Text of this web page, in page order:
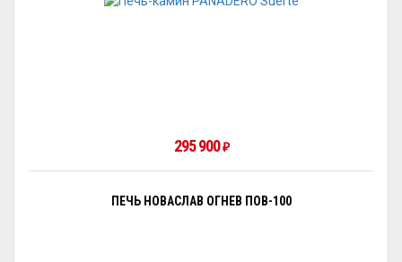
295 900 ₽
ПЕЧЬ НОВАСЛАВ ОГНЕВ ПОВ-100